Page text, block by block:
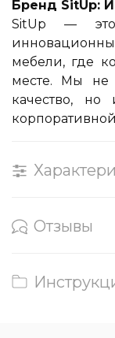
Бренд SitUp:
SitUp — это
мебели, где
месте. Мы не
качество,
Отзывы